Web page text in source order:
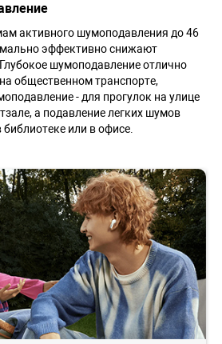
активного шумоподавления до 46
эффективно снижают
шумоподавление отлично
общественном транспорте,
- для прогулок на улице
а подавление легких шумов
или в офисе.